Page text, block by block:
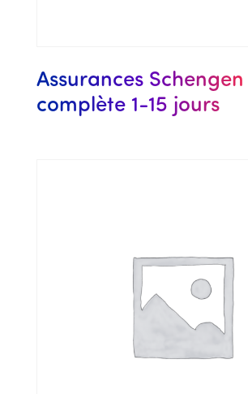
Assurances
complète 1-15 jours